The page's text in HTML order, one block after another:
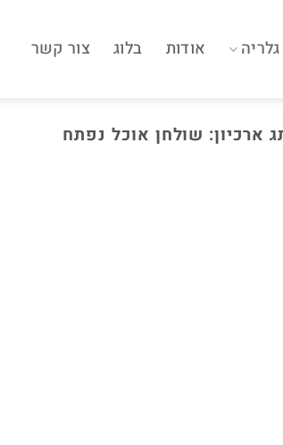
גלריה אודות בלוג צור קשר
ארכיון: שולחן אוכל נפתח